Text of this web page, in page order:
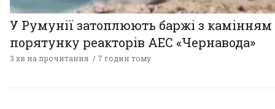
У Румунії затоплюють баржі з
порятунку реакторів АЕС «Чернавода»
3 хв на прочитання 7 годин тому